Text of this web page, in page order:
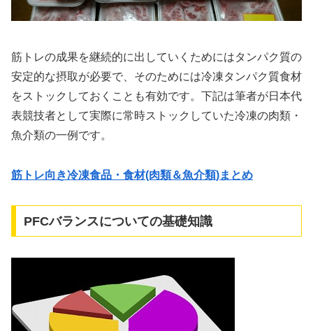
筋トレの成果を継続的に出していくためにはタンパク質の
安定的な摂取が必要で、そのためには冷凍タンパク質食材
をストックしておくことも有効です。下記は筆者が日本代
表競技者として実際に常時ストックしていた冷凍の肉類・
魚介類の一例です。
筋トレ向き冷凍食品・食材(肉類＆魚介類)まとめ
PFCバランスについての基礎知識